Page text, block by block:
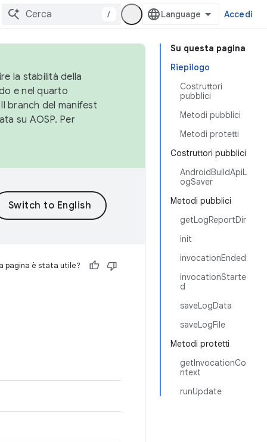
/ Accedi
Su questa pagina
Riepilogo
Costruttori
pubblici
Metodi pubblici
Metodi protetti
Costruttori pubblici
AndroidBuildApiL
ogSaver
Metodi pubblici
getLogReportDir
init
invocationEnded
invocationStarte
d
saveLogData
saveLogFile
Metodi protetti
getInvocationCo
ntext
runUpdate
la stabilità della
e nel quarto
branch del manifest
su AOSP. Per
pagina è stata utile?